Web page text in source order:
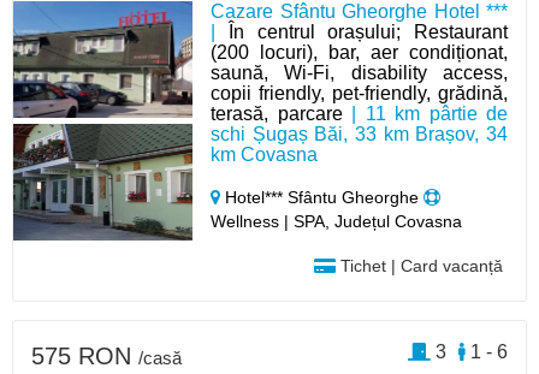
Cazare Sfântu Gheorghe Hotel ***
În centrul orașului; Restaurant
(200 locuri), bar, aer condiționat,
saună, Wi-Fi, disability access,
copii friendly, pet-friendly, grădină,
terasă, parcare| 11 km pârtie de
schi Șugaș Băi, 33 km Brașov, 34
km Covasna
Hotel*** Sfântu Gheorghe
Wellness | SPA, Județul Covasna
Tichet | Card vacanță
575 RON /casă 1 - 6
3